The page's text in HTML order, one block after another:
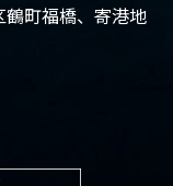
町福橋、寄港地